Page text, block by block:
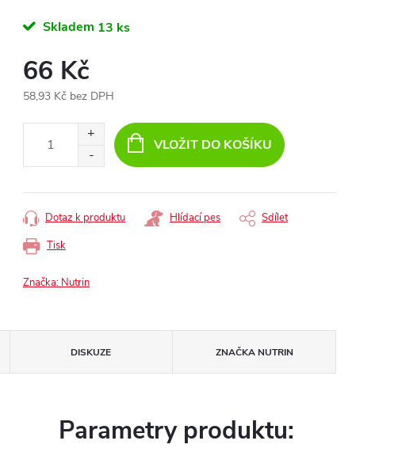
Skladem 13 ks
66 Kč
58,93 Kč bez DPH
VLOŽIT DO KOŠÍKU
Tisk
Dotaz k produktu Hlídací pes Sdílet
Značka: Nutrin
DISKUZE ZNAČKANUTRIN
Parametry produktu: